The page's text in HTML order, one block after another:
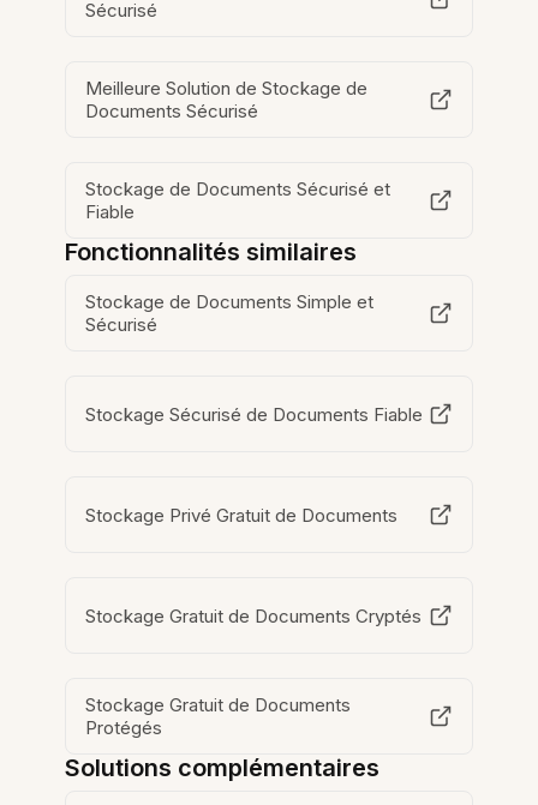
Sécurisé
Meilleure Solution de Stockage de
Documents Sécurisé
Stockage de Documents Sécurisé et
Fiable
Fonctionnalités similaires
Stockage de Documents Simple et
Sécurisé
Stockage Sécurisé de Documents Fiable
Stockage Privé Gratuit de Documents
Stockage Gratuit de Documents Cryptés
Stockage Gratuit de Documents
Protégés
Solutions complémentaires